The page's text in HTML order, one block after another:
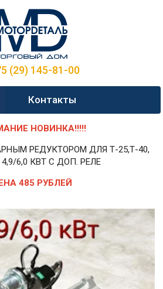
(29) 145-81-00
Контакты
НОВИНКА!!!!!
РЕДУКТОРОМ ДЛЯ Т-25,Т-40,
6,0 КВТ С ДОП. РЕЛЕ
485 РУБЛЕЙ